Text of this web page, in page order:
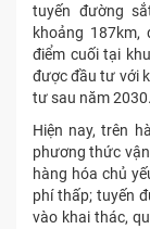
tuyến đường
khoảng
điểm cuối tại
được đầu tư với
tư sau năm 2030.
Hiện nay, trên
phương thức
hàng hóa chủ
phí thấp; tuyến
vào khai thác,